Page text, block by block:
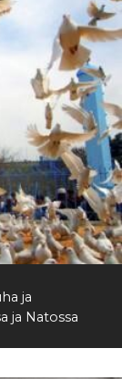
ja
ja Natossa